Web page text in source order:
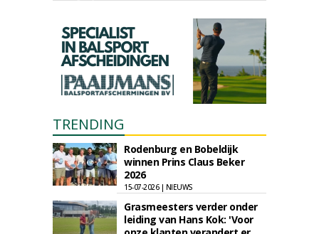
TRENDING
Rodenburg en Bobeldijk
winnen Prins Claus Beker
2026
15-07-2026 | NIEUWS
Grasmeesters verder onder
leiding van Hans Kok: 'Voor